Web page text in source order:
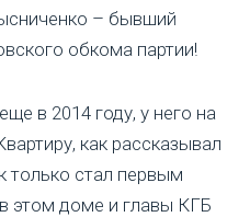
– бывший
обкома партии!
в 2014 году, у него на
как рассказывал
только стал первым
этом доме и главы КГБ